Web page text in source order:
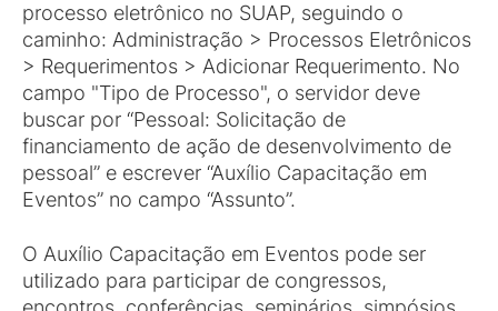
processo eletrônico no SUAP, seguindo o
caminho: Administração > Processos Eletrônicos
> Requerimentos > Adicionar Requerimento. No
campo "Tipo de Processo", o servidor deve
buscar por “Pessoal: Solicitação de
financiamento de ação de desenvolvimento de
pessoal” e escrever “Auxílio Capacitação em
Eventos” no campo “Assunto”.
O Auxílio Capacitação em Eventos pode ser
utilizado para participar de congressos,